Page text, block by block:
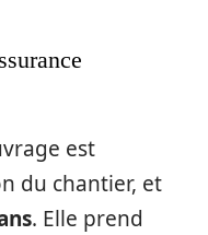
est
du chantier, et
. Elle prend